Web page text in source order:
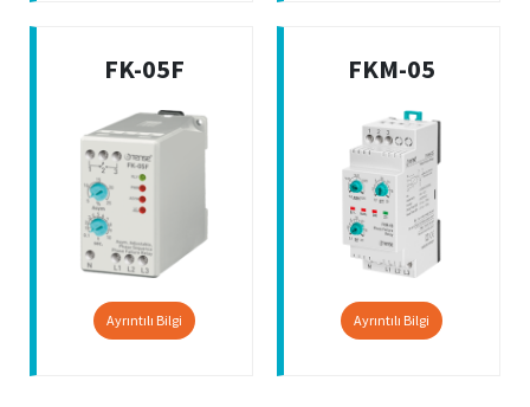
FK-05F
Ayrıntılı Bilgi
FKM-05
Ayrıntılı Bilgi